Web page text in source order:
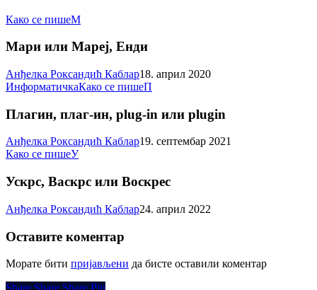
Како се пишеММари
Мареј,
Енди
Мари или Мареј, Енди
Анђелка Роксандић Каблар18. април 2020
ИнформатичкаКако се пишеП
ин,
in
Плагин, плаг-ин, plug-in или plugin
Анђелка Роксандић Каблар19. септембар 2021
Како се пишеУУскрс,
или
Воскрес
Ускрс, Васкрс или Воскрес
Анђелка Роксандић Каблар24. април 2022
Оставите коментар
Морате бити пријављени да бисте оставили коментар
Share